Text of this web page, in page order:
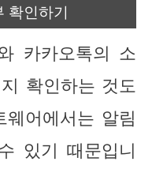
확인하기
카카오톡의 소
확인하는 것도
어에서는 알림
있기 때문입니